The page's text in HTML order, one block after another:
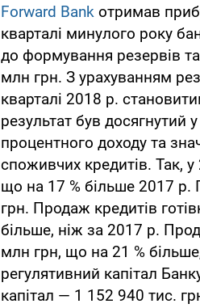
Forward Bank отримав
кварталі минулого року
до формування резервів
млн грн. З урахуванням
кварталі 2018 р.
результат був досягнутий
процентного доходу та
споживчих кредитів. Так,
що на 17 % більше 2017 р.
грн. Продаж кредитів
більше, ніж за 2017 р.
млн грн, що на 21 %
регулятивний капітал
капітал — 1 152 940 тис.